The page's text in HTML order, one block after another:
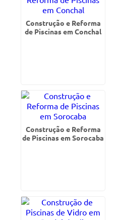
Construção e Reforma
de Piscinas em Conchal
Construção e Reforma
de Piscinas em Sorocaba